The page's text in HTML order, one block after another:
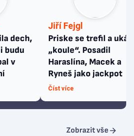
dech,
budu
v
Jiří Fejgl
Priske se trefil a
„koule“. Posadil
Haraslína, Macek a
Ryneš jako jackpot
Číst více
Zobrazit vše